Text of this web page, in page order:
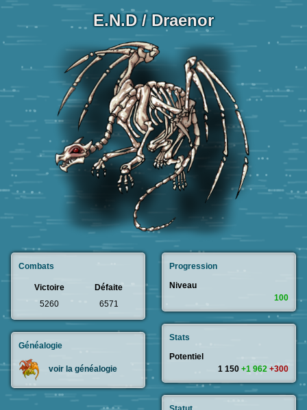
E.N.D / Draenor
Combats
Victoire
Défaite
5260
6571
Généalogie
voir la généalogie
Progression
Niveau
100
Stats
Potentiel
1 150 +1 962 +300